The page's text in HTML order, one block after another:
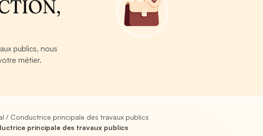
publics, nous
métier.
/ Conductrice principale des travaux publics
principale des travaux publics